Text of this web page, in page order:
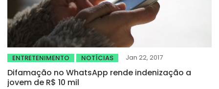
ENTRETENIMENTO NOTÍCIAS Jan 22, 2017
Difamação no WhatsApp rende indenização a
jovem de R$ 10 mil